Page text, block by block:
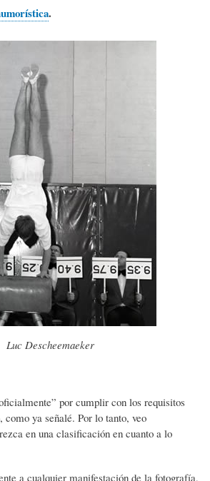
.
Luc Descheemaeker
por cumplir con los requisitos
como ya señalé. Por lo tanto, veo
en una clasificación en cuanto a lo
a cualquier manifestación de la fotografía,